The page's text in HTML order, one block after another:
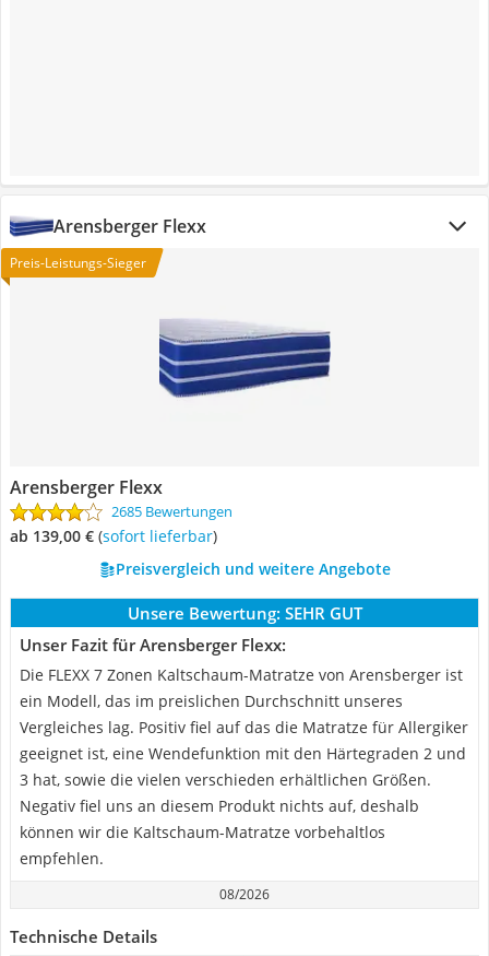
Arensberger Flexx
Preis-Leistungs-Sieger
Arensberger Flexx
2685 Bewertungen
ab 139,00 € ( Sofort lieferbar)
Preisvergleich und weitere Angebote
Unsere Bewertung: SEHR GUT
Unser Fazit für Arensberger Flexx:
Die FLEXX 7 Zonen Kaltschaum-Matratze von Arensberger ist
ein Modell, das im preislichen Durchschnitt unseres
Vergleiches lag. Positiv fiel auf das die Matratze für Allergiker
geeignet ist, eine Wendefunktion mit den Härtegraden 2 und
3 hat, sowie die vielen verschieden erhältlichen Größen.
Negativ fiel uns an diesem Produkt nichts auf, deshalb
können wir die Kaltschaum-Matratze vorbehaltlos
empfehlen.
08/2026
Technische Details